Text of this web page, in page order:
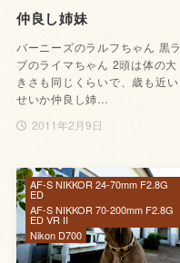
仲良し姉妹
バーニーズのラルフちゃん 黒ラ
ブのライマちゃん 2頭は体の大
きさも同じくらいで、歳も近い
せいか仲良し姉…
2011年2月9日
AF-S NIKKOR 24-70mm F2.8G
ED
AF-S NIKKOR 70-200mm F2.8G
ED VR II
Nikon D700